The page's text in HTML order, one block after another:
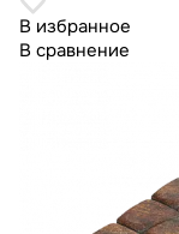
В избранное
В сравнение